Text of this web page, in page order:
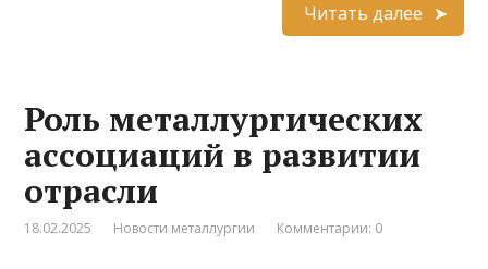
Читать далее
Роль металлургических
ассоциаций в развитии
отрасли
18.02.2025 Новости металлургии Комментарии: 0